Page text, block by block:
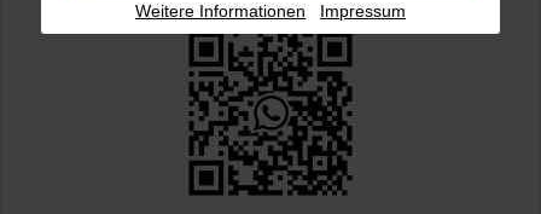
Weitere Informationen Impressum